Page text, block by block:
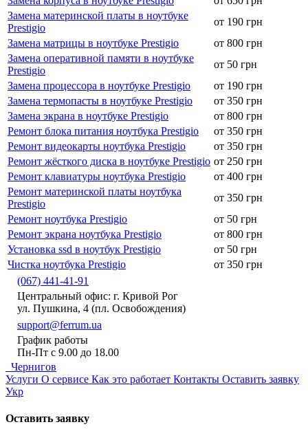
Замена материнской платы в ноутбуке
Prestigio
от 190 грн
Замена матрицы в ноутбуке Prestigio
от 800 грн
Замена оперативной памяти в ноутбуке
Prestigio
от 50 грн
Замена процессора в ноутбуке Prestigio
от 190 грн
Замена термопасты в ноутбуке Prestigio
от 350 грн
Замена экрана в ноутбуке Prestigio
от 800 грн
Ремонт блока питания ноутбука Prestigio
от 350 грн
Ремонт видеокарты ноутбука Prestigio
от 350 грн
Ремонт жёсткого диска в ноутбуке Prestigio от 250 грн
Ремонт клавиатуры ноутбука Prestigio
от 400 грн
Ремонт материнской платы ноутбука
Prestigio
от 350 грн
Ремонт ноутбука Prestigio
от 50 грн
Ремонт экрана ноутбука Prestigio
от 800 грн
Установка ssd в ноутбук Prestigio
от 50 грн
Чистка ноутбука Prestigio
от 350 грн
(067) 441-41-91
Центральный офис: г. Кривой Рог
ул. Пушкина, 4 (пл. Освобождения)
support@ferrum.ua
График работы
Пн-Пт с 9.00 до 18.00
Чернигов
Услуги О сервисе Как это работает Контакты Оставить заявку
Укр
Оставить заявку